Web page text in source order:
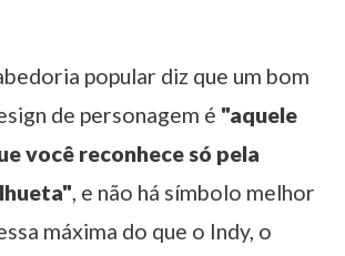
popular diz que um bom
de personagem é "aquele
você reconhece só pela
, e não há símbolo melhor
máxima do que o Indy, o